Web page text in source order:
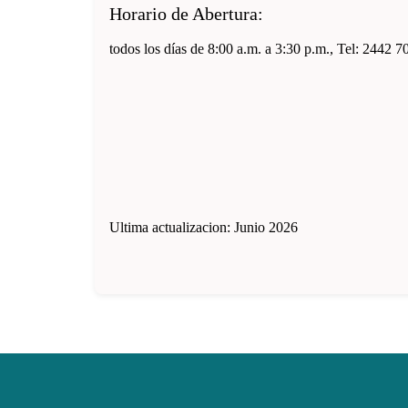
Horario de Abertura:
todos los días de 8:00 a.m. a 3:30 p.m., Tel: 2442
Ultima actualizacion: Junio 2026